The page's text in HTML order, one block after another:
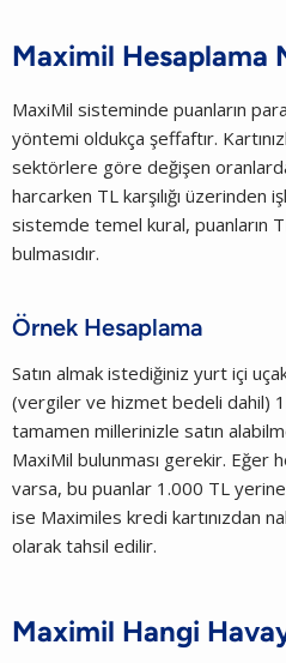
Maximil Hesaplama
MaxiMil sisteminde puanların
yöntemi oldukça şeffaftır.
sektörlere göre değişen
harcarken TL karşılığı üzerinden
sistemde temel kural, puanların
bulmasıdır.
Örnek Hesaplama
Satın almak istediğiniz yurt içi
(vergiler ve hizmet bedeli dahil)
tamamen millerinizle satın
MaxiMil bulunması gerekir. Eğer
varsa, bu puanlar 1.000 TL
ise Maximiles kredi kartınızdan
olarak tahsil edilir.
Maximil Hangi